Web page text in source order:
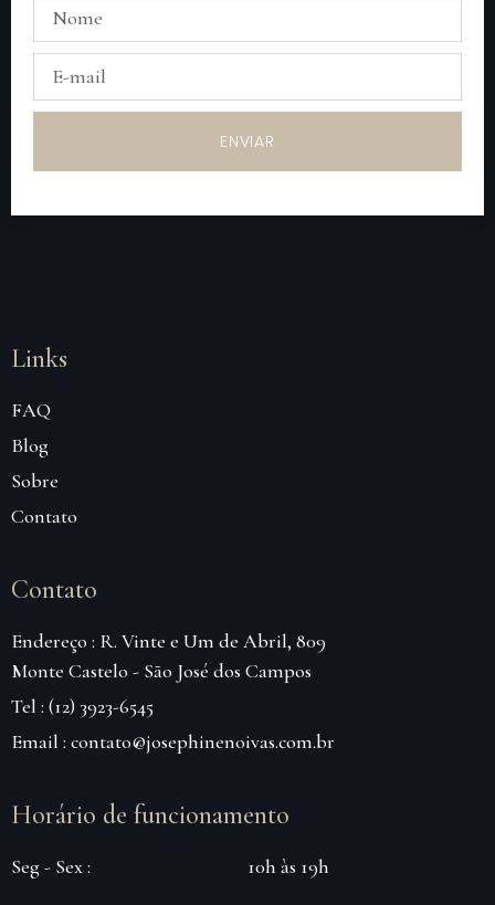
ENVIAR
Links
FAQ
Blog
Sobre
Contato
Contato
Endereço : R. Vinte e Um de Abril, 809
Monte Castelo - São José dos Campos
Tel : (12) 3923-6545
Email : contato@josephinenoivas.com.br
Horário de funcionamento
Seg - Sex :
10h às 19h